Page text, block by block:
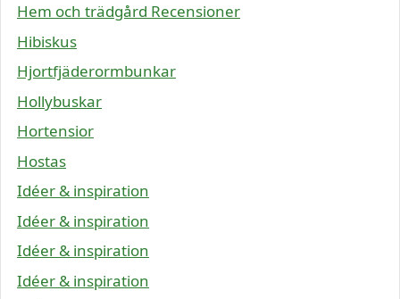
Hem och trädgård Recensioner
Hibiskus
Hjortfjäderormbunkar
Hollybuskar
Hortensior
Hostas
Idéer & inspiration
Idéer & inspiration
Idéer & inspiration
Idéer & inspiration